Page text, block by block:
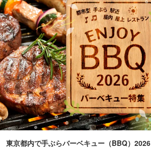
東京都内で手ぶらバーベキュー（BBQ）2026